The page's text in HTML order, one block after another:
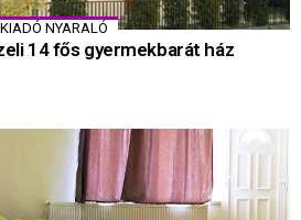
KIADÓ NYARALÓ
14 fős gyermekbarát ház